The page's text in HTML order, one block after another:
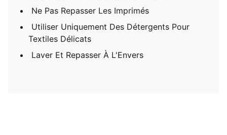
Ne Pas Repasser Les Imprimés
Utiliser Uniquement Des Détergents Pour
Textiles Délicats
Laver Et Repasser À L'Envers